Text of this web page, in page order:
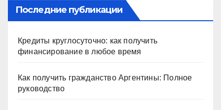
Последние публикации
Кредиты круглосуточно: как получить
финансирование в любое время
Как получить гражданство Аргентины: Полное
руководство